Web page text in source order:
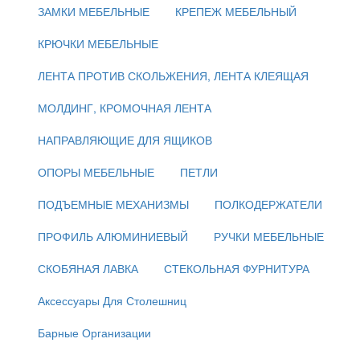
ЗАМКИ МЕБЕЛЬНЫЕ
КРЕПЕЖ МЕБЕЛЬНЫЙ
КРЮЧКИ МЕБЕЛЬНЫЕ
ЛЕНТА ПРОТИВ СКОЛЬЖЕНИЯ, ЛЕНТА КЛЕЯЩАЯ
МОЛДИНГ, КРОМОЧНАЯ ЛЕНТА
НАПРАВЛЯЮЩИЕ ДЛЯ ЯЩИКОВ
ОПОРЫ МЕБЕЛЬНЫЕ
ПЕТЛИ
ПОДЪЕМНЫЕ МЕХАНИЗМЫ
ПОЛКОДЕРЖАТЕЛИ
ПРОФИЛЬ АЛЮМИНИЕВЫЙ
РУЧКИ МЕБЕЛЬНЫЕ
СКОБЯНАЯ ЛАВКА
СТЕКОЛЬНАЯ ФУРНИТУРА
Аксессуары Для Столешниц
Барные Организации